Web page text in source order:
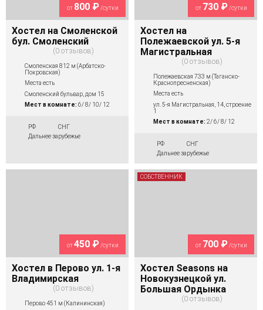
от 800 ₽/сутки
Хостел на Смоленской
бул. Смоленский
0 отзывов
Смоленская 812 м (Арбатско-
Покровская)
Места есть
Смоленский бульвар, дом 15
Мест в комнате: 6/ 8/ 10/ 12
РФ
СНГ
Дальнее зарубежье
от 730 ₽/сутки
Хостел на
Полежаевской ул. 5-я
Магистральная
0 отзывов
Полежаевская 733 м (Таганско-
Краснопресненская)
Места есть
ул. 5-я Магистральная, 14, строение
1
Мест в комнате: 2/ 6/ 8/ 12
РФ
СНГ
Дальнее зарубежье
от450 ₽/сутки
Хостел в Перово ул. 1-я
Владимирская
0 отзывов
Перово 451 м (Калининская)
от 700 ₽/сутки
Хостел Seasons на
Новокузнецкой ул.
Большая Ордынка
0 отзывов
СОБСТВЕННИК